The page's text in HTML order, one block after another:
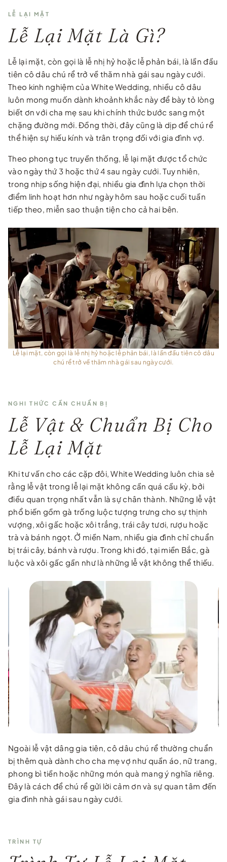
LỄ LẠI MẶT
Lễ Lại Mặt Là Gì?
Lễ lại mặt, còn gọi là lễ nhị hỷ hoặc lễ phản bái, là lần đầu
tiên cô dâu chú rể trở về thăm nhà gái sau ngày cưới.
Theo kinh nghiệm của White Wedding, nhiều cô dâu
luôn mong muốn dành khoảnh khắc này để bày tỏ lòng
biết ơn với cha mẹ sau khi chính thức bước sang một
chặng đường mới. Đồng thời, đây cũng là dịp để chú rể
thể hiện sự hiếu kính và trân trọng đối với gia đình vợ.
Theo phong tục truyền thống, lễ lại mặt được tổ chức
vào ngày thứ 3 hoặc thứ 4 sau ngày cưới. Tuy nhiên,
trong nhịp sống hiện đại, nhiều gia đình lựa chọn thời
điểm linh hoạt hơn như ngày hôm sau hoặc cuối tuần
tiếp theo, miễn sao thuận tiện cho cả hai bên.
Lễ lại mặt, còn gọi là lễ nhị hỷ hoặc lễ phản bái, là lần đầu tiên cô dâu
chú rể trở về thăm nhà gái sau ngày cưới.
NGHI THỨC CẦN CHUẨN BỊ
Lễ Vật & Chuẩn Bị Cho
Lễ Lại Mặt
Khi tư vấn cho các cặp đôi, White Wedding luôn chia sẻ
rằng lễ vật trong lễ lại mặt không cần quá cầu kỳ, bởi
điều quan trọng nhất vẫn là sự chân thành. Những lễ vật
phổ biến gồm gà trống luộc tượng trưng cho sự thịnh
vượng, xôi gấc hoặc xôi trắng, trái cây tươi, rượu hoặc
trà và bánh ngọt. Ở miền Nam, nhiều gia đình chỉ chuẩn
bị trái cây, bánh và rượu. Trong khi đó, tại miền Bắc, gà
luộc và xôi gấc gần như là những lễ vật không thể thiếu.
Ngoài lễ vật dâng gia tiên, cô dâu chú rể thường chuẩn
bị thêm quà dành cho cha mẹ vợ như quần áo, nữ trang,
phong bì tiền hoặc những món quà mang ý nghĩa riêng.
Đây là cách để chú rể gửi lời cảm ơn và sự quan tâm đến
gia đình nhà gái sau ngày cưới.
TRÌNH TỰ